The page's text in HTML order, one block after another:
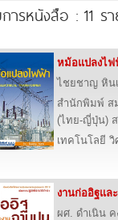
ารหนังสือ : 11 ร
หม้อแปลงไฟ
ไชยชาญ หิน
สำนักพิมพ์ ส
(ไทย-ญี่ปุ่น)
เทคโนโลยี
งานก่ออิฐแล
ผศ. ดำเนิน